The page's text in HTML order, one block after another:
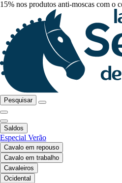
15% nos produtos anti-moscas com o
Pesquisar
Saldos
Especial Verão
Cavalo em repouso
Cavalo em trabalho
Cavaleiros
Ocidental